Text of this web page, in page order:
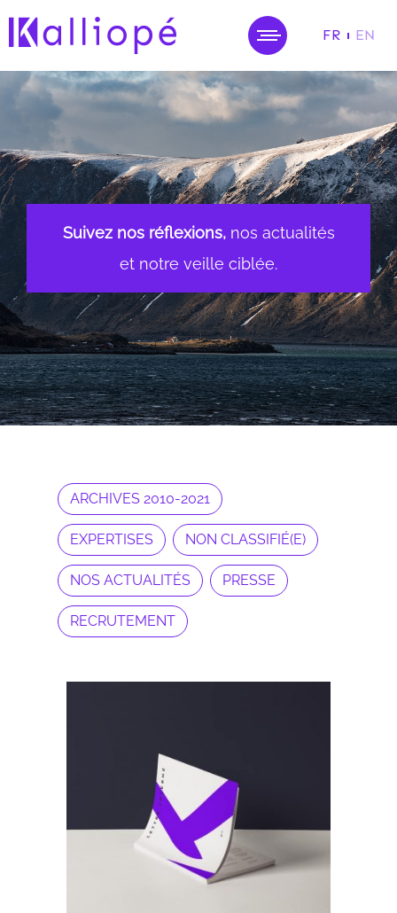
FR EN
Suivez nos réflexions, nos actualités
et notre veille ciblée.
ARCHIVES 2010-2021
EXPERTISES NON CLASSIFIÉ(E)
NOS ACTUALITÉS PRESSE
RECRUTEMENT